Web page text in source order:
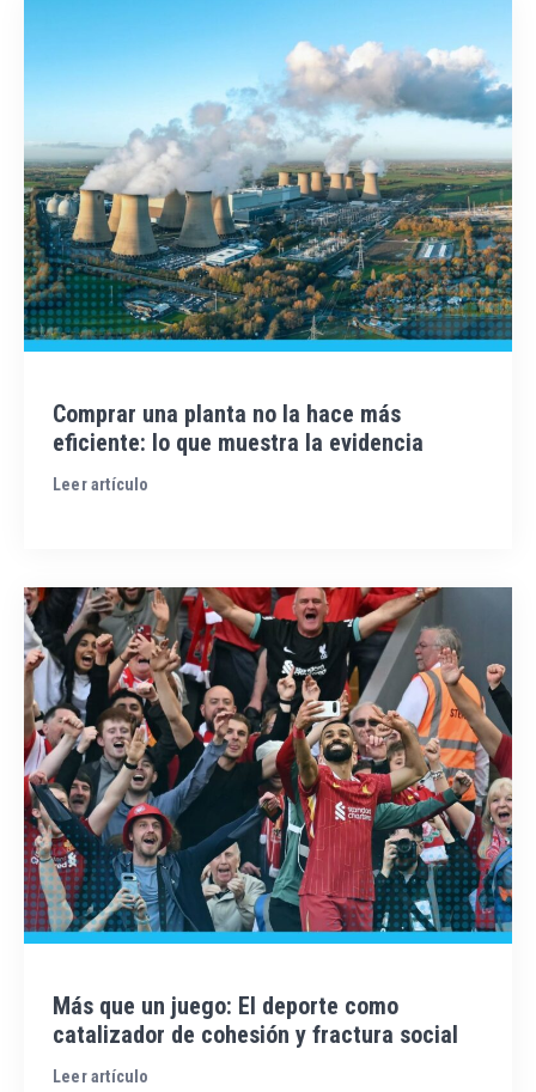
Comprar una planta no la hace más
eficiente: lo que muestra la evidencia
Leer artículo
Más que un juego: El deporte como
catalizador de cohesión y fractura social
Leer artículo